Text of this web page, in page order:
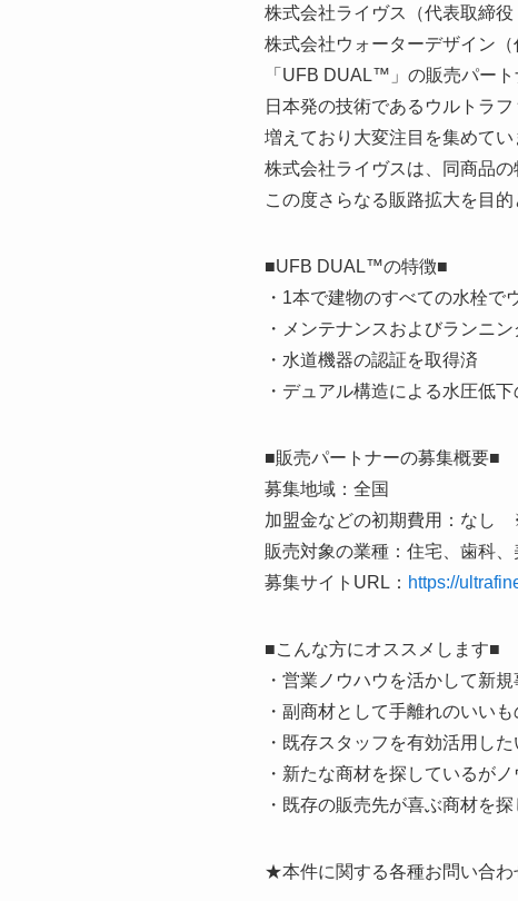
株式会社ライヴス（代表取締
株式会社ウォーターデザイン
「UFB DUAL™」の販売パー
日本発の技術であるウルトラ
増えており大変注目を集めてい
株式会社ライヴスは、同商品
この度さらなる販路拡大を目
■UFB DUAL™の特徴■
・1本で建物のすべての水栓
・メンテナンスおよびランニ
・水道機器の認証を取得済
・デュアル構造による水圧低下
■販売パートナーの募集概要■
募集地域：全国
加盟金などの初期費用：なし
販売対象の業種：住宅、歯科
募集サイトURL： https://
■こんな方にオススメします■
・営業ノウハウを活かして新
・副商材として手離れのいい
・既存スタッフを有効活用した
・新たな商材を探しているが
・既存の販売先が喜ぶ商材を探
★本件に関する各種お問い合わ